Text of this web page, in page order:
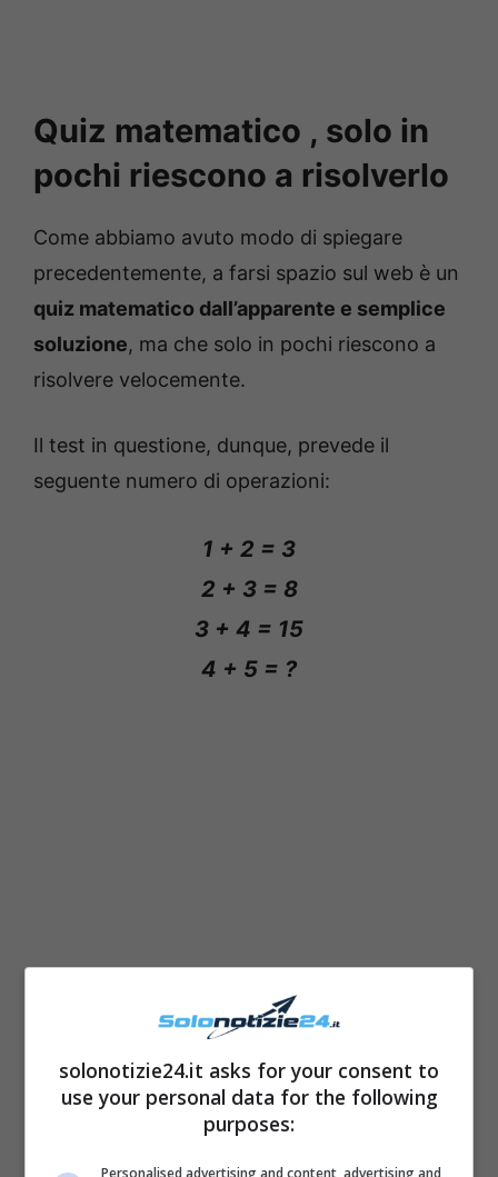
Quiz matematico , solo in
pochi riescono a risolverlo
Come abbiamo avuto modo di spiegare
precedentemente, a farsi spazio sul web è un
quiz matematico dall’apparente e semplice
soluzione, ma che solo in pochi riescono a
risolvere velocemente.
Il test in questione, dunque, prevede il
seguente numero di operazioni:
1 + 2 = 3
2 + 3 = 8
3 + 4 = 15
4 + 5 = ?
LEGGI ANCHE->Grande Fratello
Vip, spopolano gli stivali di
Soleil: il costo su Shein
solonotizie24.it asks for your consent to
use your personal data for the following
purposes:
Personalised advertising and content, advertising and